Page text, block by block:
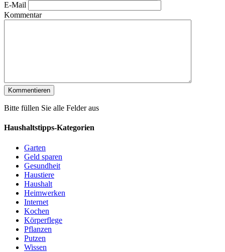
E-Mail
Kommentar
Bitte füllen Sie alle Felder aus
Haushaltstipps-Kategorien
Garten
Geld sparen
Gesundheit
Haustiere
Haushalt
Heimwerken
Internet
Kochen
Körperflege
Pflanzen
Putzen
Wissen